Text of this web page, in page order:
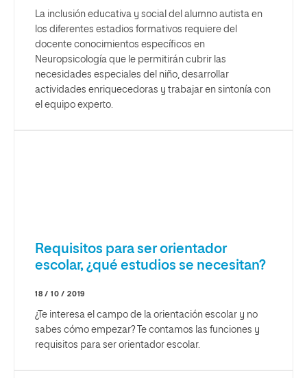
La inclusión educativa y social del alumno autista en
los diferentes estadios formativos requiere del
docente conocimientos específicos en
Neuropsicología que le permitirán cubrir las
necesidades especiales del niño, desarrollar
actividades enriquecedoras y trabajar en sintonía con
el equipo experto.
Requisitos para ser orientador
escolar, ¿qué estudios se necesitan?
18 / 10 / 2019
¿Te interesa el campo de la orientación escolar y no
sabes cómo empezar? Te contamos las funciones y
requisitos para ser orientador escolar.